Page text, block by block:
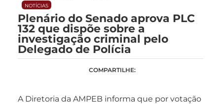
NOTÍCIAS
Plenário do Senado aprova PLC
132 que dispõe sobre a
investigação criminal pelo
Delegado de Polícia
COMPARTILHE:
A Diretoria da AMPEB informa que por votação